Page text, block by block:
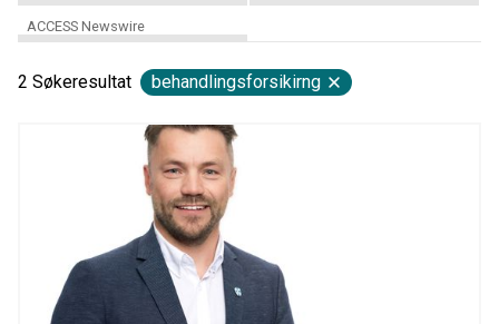
ACCESS Newswire
2 Søkeresultat behandlingsforsikirng